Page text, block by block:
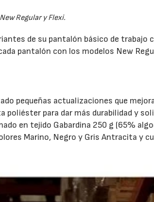
Regular y Flexi.
de su pantalón básico de trabajo
pantalón con los modelos New
pequeñas actualizaciones que
para dar más durabilidad y
en tejido Gabardina 250 g (65%
Marino, Negro y Gris Antracita y